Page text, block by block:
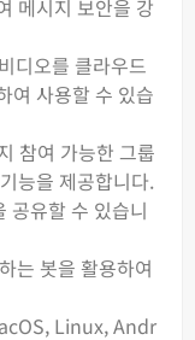
메시지 보안을 강
디오를 클라우드
여 사용할 수 있습
참여 가능한 그룹
능을 제공합니다.
공유할 수 있습니
는 봇을 활용하여
Linux, Andr